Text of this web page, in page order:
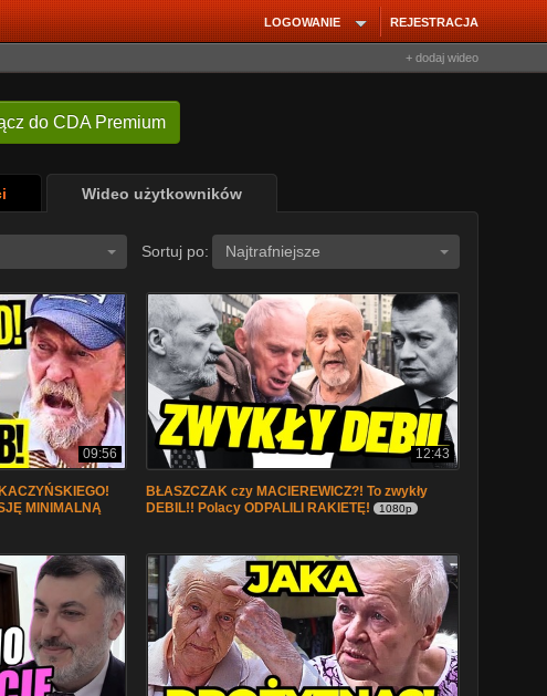
REJESTRACJA
LOGOWANIE
+ dodaj wideo
do CDA Premium
Wideo użytkowników
Sortuj po: Najtrafniejsze
09:56
MINIMALNĄ
12:43
BŁASZCZAK czy MACIEREWICZ?! To zwykły
DEBIL!! Polacy ODPALILI RAKIETĘ!
1080p